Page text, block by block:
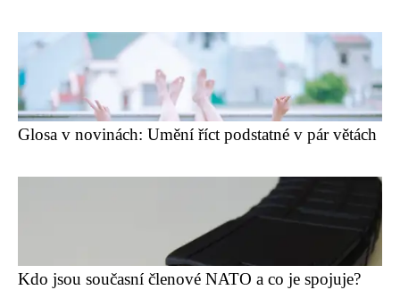
Glosa v novinách: Umění říct podstatné v pár větách
Kdo jsou současní členové NATO a co je spojuje?